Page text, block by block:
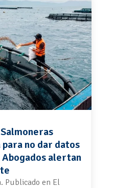
no dar datos
alertan
Publicado en El